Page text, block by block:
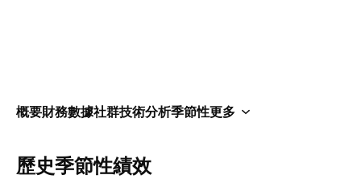
概要財務數據社群技術分析季節性更多
歷史季節性績效